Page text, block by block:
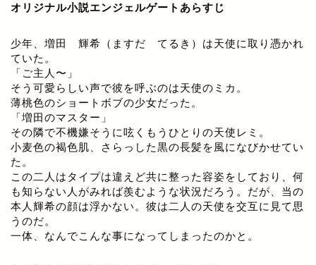
オリジナル小説エンジェルゲートあらすじ
少年、増田 輝希（ますだ てるき）は天使に取り憑かれ
ていた。
「ご主人〜」
そう可愛らしい声で彼を呼ぶのは天使のミカ。
薄桃色のショートボブの少女だった。
「増田のマスター」
その隣で不機嫌そうに呟くもうひとりの天使レミ。
小麦色の褐色肌、さらっした黒の長髪を風になびかせてい
た。
この二人はタイプは違えど共に整った容姿をしており、何
も知らない人がみれば羨むような状況だろう。だが、当の
本人輝希の顔は浮かない。彼は二人の天使を交互に見て思
うのだ。
一体、なんでこんな事になってしまったのかと。